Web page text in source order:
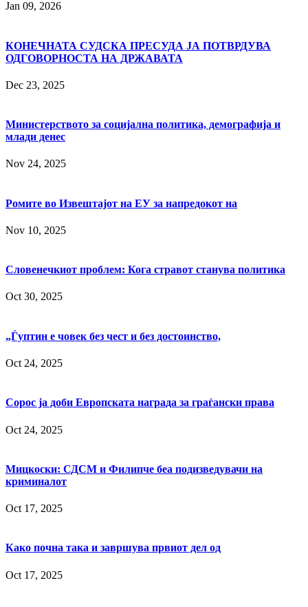
Jan 09, 2026
КОНЕЧНАТА СУДСКА ПРЕСУДА ЈА ПОТВРДУВА
ОДГОВОРНОСТА НА ДРЖАВАТА
Dec 23, 2025
Министерството за социјална политика, демографија и
млади денес
Nov 24, 2025
Ромите во Извештајот на ЕУ за напредокот на
Nov 10, 2025
Словенечкиот проблем: Кога стравот станува политика
Oct 30, 2025
„Ѓуптин е човек без чест и без достоинство,
Oct 24, 2025
Сорос ја доби Европската награда за граѓански права
Oct 24, 2025
Мицкоски: СДСМ и Филипче беа подизведувачи на
криминалот
Oct 17, 2025
Како почна така и завршува првиот дел од
Oct 17, 2025